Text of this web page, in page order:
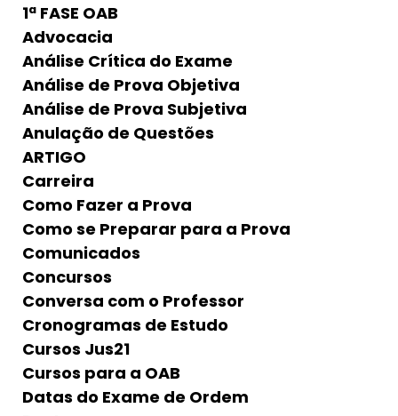
1ª FASE OAB
Advocacia
Análise Crítica do Exame
Análise de Prova Objetiva
Análise de Prova Subjetiva
Anulação de Questões
ARTIGO
Carreira
Como Fazer a Prova
Como se Preparar para a Prova
Comunicados
Concursos
Conversa com o Professor
Cronogramas de Estudo
Cursos Jus21
Cursos para a OAB
Datas do Exame de Ordem